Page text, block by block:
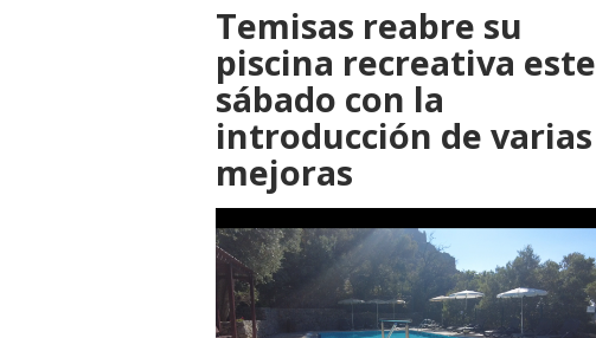
Temisas reabre su
piscina recreativa este
sábado con la
introducción de varias
mejoras